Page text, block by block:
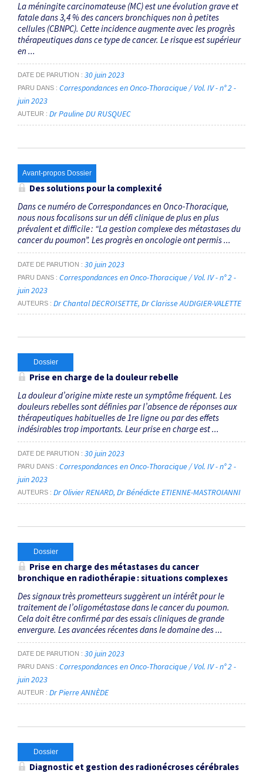
La méningite carcinomateuse (MC) est une évolution grave et
fatale dans 3,4 % des cancers bronchiques non à petites
cellules (CBNPC). Cette incidence augmente avec les progrès
thérapeutiques dans ce type de ­cancer. Le risque est supérieur
en ...
DATE DE PARUTION 30 juin 2023
PARU DANS
Correspondances en Onco-Thoracique / Vol. IV - n° 2 -
juin 2023
AUTEUR Dr Pauline DU RUSQUEC
Avant-propos Dossier
Des solutions pour la complexité
Dans ce numéro de Correspondances en Onco-Thoracique,
nous nous focalisons sur un défi clinique de plus en plus
prévalent et difficile : “La gestion complexe des métastases du
cancer du poumon”. Les progrès en oncologie ont permis ...
DATE DE PARUTION 30 juin 2023
PARU DANS
Correspondances en Onco-Thoracique / Vol. IV - n° 2 -
juin 2023
AUTEURS Dr Chantal DECROISETTE Dr Clarisse AUDIGIER-VALETTE
Dossier
Prise en charge de la douleur rebelle
La douleur d’origine mixte reste un symptôme fréquent. Les
douleurs rebelles sont définies par l’absence de réponses aux
thérapeutiques habituelles de 1re ligne ou par des effets
indésirables trop importants. Leur prise en charge est ...
DATE DE PARUTION 30 juin 2023
PARU DANS
Correspondances en Onco-Thoracique / Vol. IV - n° 2 -
juin 2023
AUTEURS Dr Olivier RENARD Dr Bénédicte ETIENNE-MASTROIANNI
Dossier
Prise en charge des métastases du ­cancer
bronchique en radiothérapie : ­situations complexes
Des signaux très prometteurs suggèrent un intérêt pour le
traitement de l’oligométastase dans le cancer du poumon.
Cela doit être confirmé par des essais cliniques de grande
envergure. Les avancées récentes dans le domaine des ...
DATE DE PARUTION 30 juin 2023
PARU DANS
Correspondances en Onco-Thoracique / Vol. IV - n° 2 -
juin 2023
AUTEUR Dr Pierre ANNÈDE
Dossier
Diagnostic et gestion des radionécroses cérébrales